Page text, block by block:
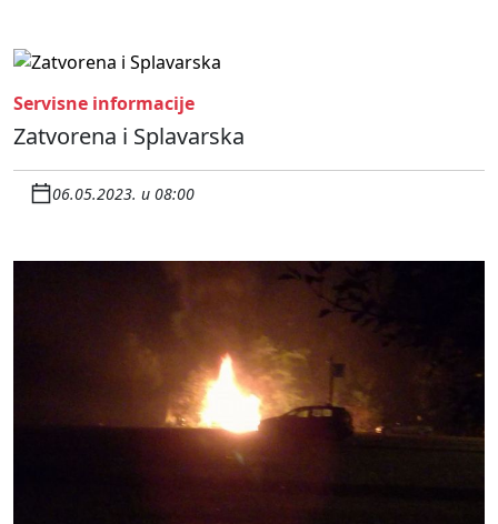
Servisne informacije
Zatvorena i Splavarska
06.05.2023. u 08:00